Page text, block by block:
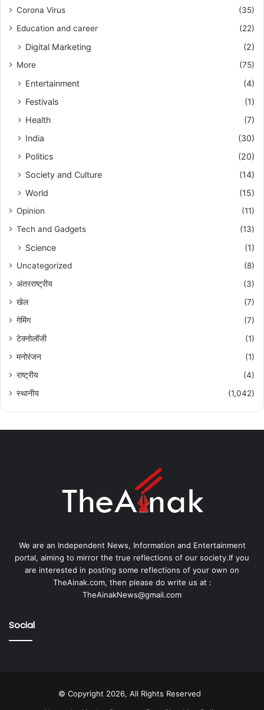
Corona Virus
(35)
Education and career
(22)
Digital Marketing (2)
More (75)
Entertainment
(4)
Festivals
(1)
Health
(7)
India
(30)
Politics
(20)
Society and Culture
(14)
World
(15)
Opinion
(11)
Tech and Gadgets
(13)
Science (1)
Uncategorized
(8)
अंतरराष्ट्रीय
(3)
खेल
(7)
गेमिंग
(7)
टेक्नोलॉजी
(1)
मनोरंजन
(1)
राष्ट्रीय
(4)
स्थानीय
(1,042)
We are an Independent News, Information and Entertainment
portal, aiming to mirror the true reflections of our society.If you
are interested in posting some reflections of your own on
TheAinak.com, then please do write us at :
TheAinakNews@gmail.com
Social
© Copyright 2026, All Rights Reserved